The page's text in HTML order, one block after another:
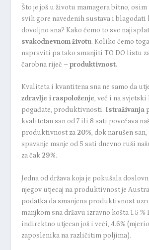
Što je još u životu mamagera bitno,
svih gore navedenih sustava i blagodati
dovoljno sna? Kako ćemo to sve
svakodnevnom životu. Koliko ćemo
napraviti pa tako smanjiti TO DO listu
čarobna riječ – produktivnost.
Kvaliteta i kvantitena sna ne samo da
zdravlje i raspoloženje, već i na
pogađate, produktivnosti. Istraživanja
kvalitetan san od 7 ili 8 sati povećava
produktivnost za20%, dok narušen
spavanje manje od 5 sati dnevno ruši
za čak29%.
Jedna od država koja je pokušala
njegov utjecaj na produktivnost je
podatka da smanjena produktivnost
manjkom sna državu izravno košta 1.5 %
indirektno utjecan još i veći, 4.6%
zaposlenika na različitim poljima).